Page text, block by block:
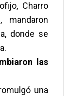
Charro
mandaron
donde se
las
una